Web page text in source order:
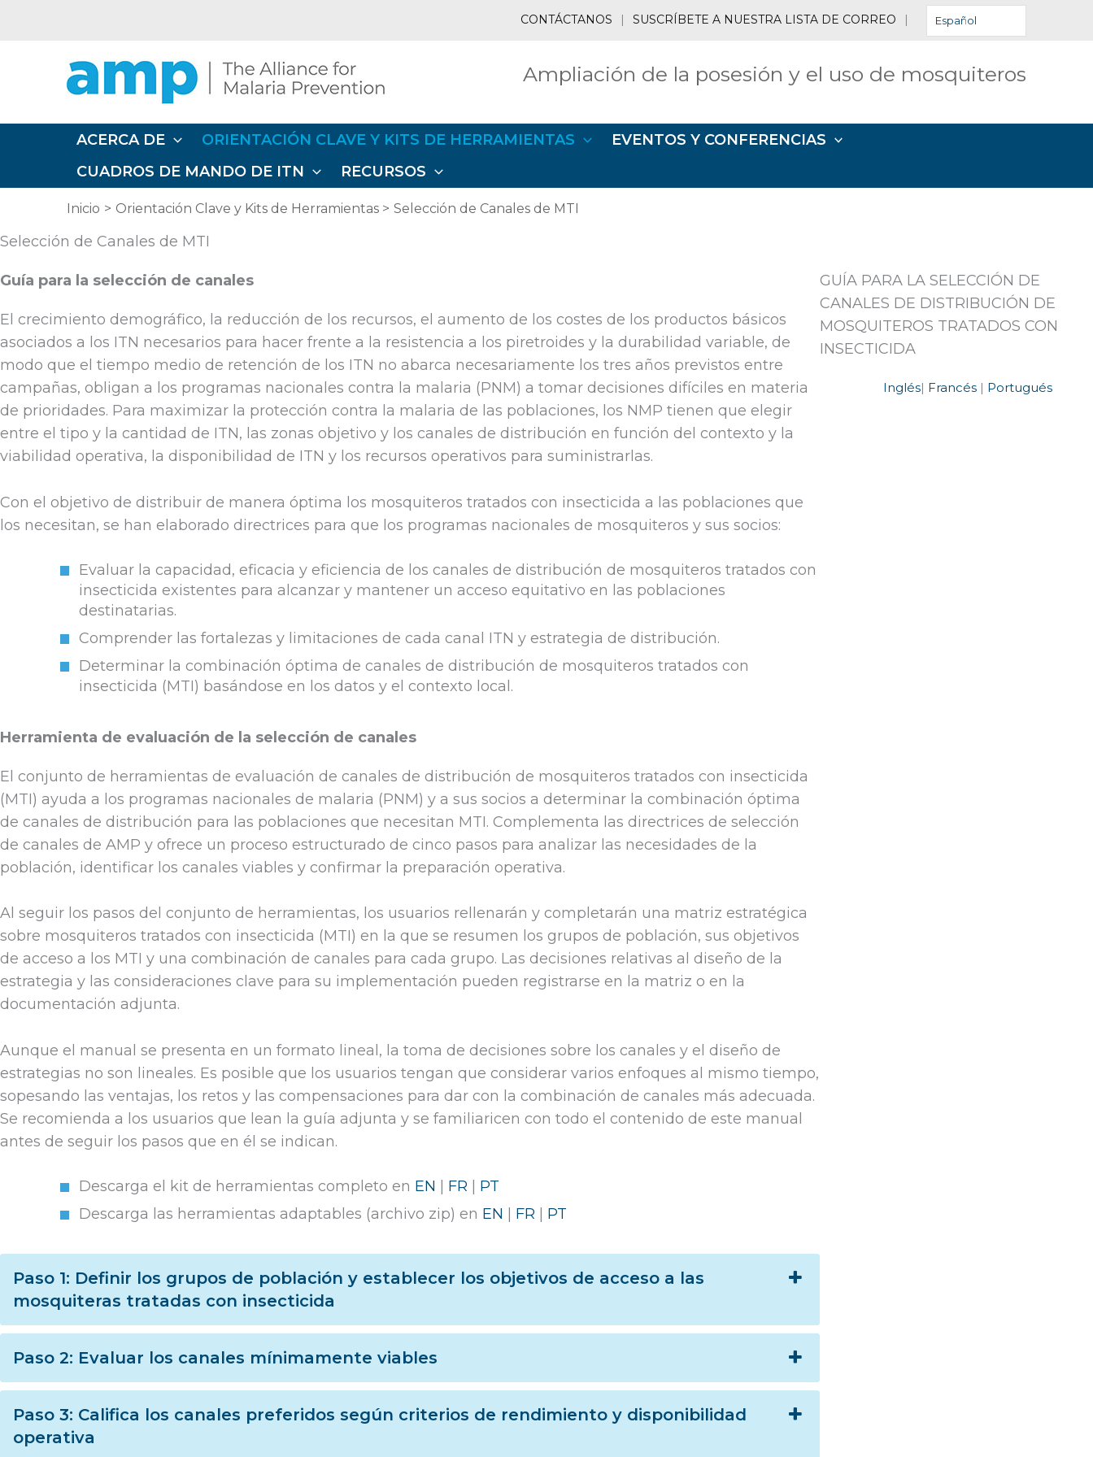
CONTÁCTANOS | SUSCRÍBETE A NUESTRA LISTA DE CORREO | Español
Ampliación de la posesión y el uso de mosquiteros
ACERCA DE ORIENTACIÓN CLAVE Y KITS DE HERRAMIENTAS
EVENTOS Y CONFERENCIAS
CUADROS DE MANDO DE ITN
RECURSOS
Inicio Orientación Clave y Kits de Herramientas Selección de Canales de MTI
Selección de Canales de MTI
Guía para la selección de canales
El crecimiento demográfico, la reducción de los recursos, el aumento de los costes de los productos básicos
asociados a los ITN necesarios para hacer frente a la resistencia a los piretroides y la durabilidad variable, de
modo que el tiempo medio de retención de los ITN no abarca necesariamente los tres años previstos entre
campañas, obligan a los programas nacionales contra la malaria (PNM) a tomar decisiones difíciles en materia
de prioridades. Para maximizar la protección contra la malaria de las poblaciones, los NMP tienen que elegir
entre el tipo y la cantidad de ITN, las zonas objetivo y los canales de distribución en función del contexto y la
viabilidad operativa, la disponibilidad de ITN y los recursos operativos para suministrarlas.
Con el objetivo de distribuir de manera óptima los mosquiteros tratados con insecticida a las poblaciones que
los necesitan, se han elaborado directrices para que los programas nacionales de mosquiteros y sus socios:
Evaluar la capacidad, eficacia y eficiencia de los canales de distribución de mosquiteros tratados con
insecticida existentes para alcanzar y mantener un acceso equitativo en las poblaciones
destinatarias.
Comprender las fortalezas y limitaciones de cada canal ITN y estrategia de distribución.
Determinar la combinación óptima de canales de distribución de mosquiteros tratados con
insecticida (MTI) basándose en los datos y el contexto local.
Herramienta de evaluación de la selección de canales
El conjunto de herramientas de evaluación de canales de distribución de mosquiteros tratados con insecticida
(MTI) ayuda a los programas nacionales de malaria (PNM) y a sus socios a determinar la combinación óptima
de canales de distribución para las poblaciones que necesitan MTI. Complementa las directrices de selección
de canales de AMP y ofrece un proceso estructurado de cinco pasos para analizar las necesidades de la
población, identificar los canales viables y confirmar la preparación operativa.
Al seguir los pasos del conjunto de herramientas, los usuarios rellenarán y completarán una matriz estratégica
sobre mosquiteros tratados con insecticida (MTI) en la que se resumen los grupos de población, sus objetivos
de acceso a los MTI y una combinación de canales para cada grupo. Las decisiones relativas al diseño de la
estrategia y las consideraciones clave para su implementación pueden registrarse en la matriz o en la
documentación adjunta.
Aunque el manual se presenta en un formato lineal, la toma de decisiones sobre los canales y el diseño de
estrategias no son lineales. Es posible que los usuarios tengan que considerar varios enfoques al mismo tiempo,
sopesando las ventajas, los retos y las compensaciones para dar con la combinación de canales más adecuada.
Se recomienda a los usuarios que lean la guía adjunta y se familiaricen con todo el contenido de este manual
antes de seguir los pasos que en él se indican.
Descarga el kit de herramientas completo en EN FR
PT
Descarga las herramientas adaptables (archivo zip) en EN FR PT
Paso 1: Definir los grupos de población y establecer los objetivos de acceso a las
mosquiteras tratadas con insecticida
Paso 2: Evaluar los canales mínimamente viables
Paso 3: Califica los canales preferidos según criterios de rendimiento y disponibilidad
operativa
GUÍA PARA LA SELECCIÓN DE
CANALES DE DISTRIBUCIÓN DE
MOSQUITEROS TRATADOS CON
INSECTICIDA
Inglés| Francés| Portugués